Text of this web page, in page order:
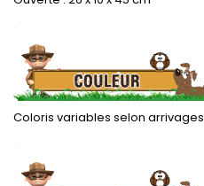
.
Coloris variables selon arrivages
.